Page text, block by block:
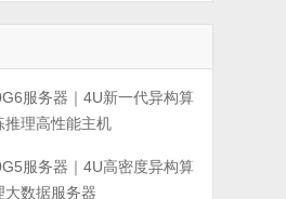
服务器｜4U新一代异构算
推理高性能主机
服务器｜4U高密度异构算
大数据服务器